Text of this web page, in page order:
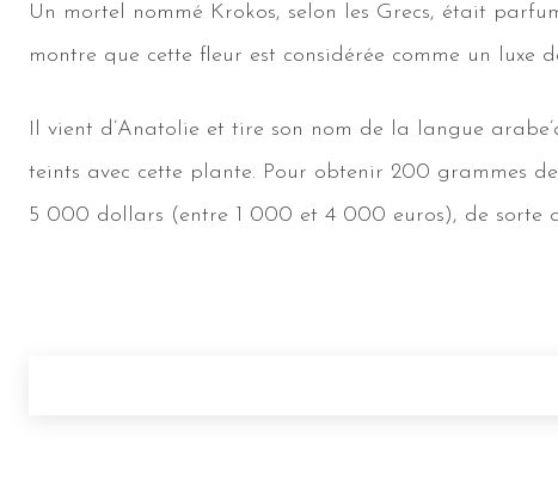
Un mortel nommé Krokos, selon les Grecs, était
montre que cette fleur est considérée comme un luxe
Il vient d’Anatolie et tire son nom de la langue
teints avec cette plante. Pour obtenir 200 grammes
5 000 dollars (entre 1 000 et 4 000 euros), de sorte